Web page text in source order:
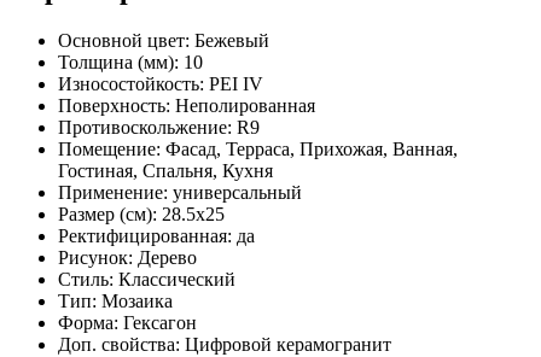
Основной цвет: Бежевый
Толщина (мм): 10
Износостойкость: PEI IV
Поверхность: Неполированная
Противоскольжение: R9
Помещение: Фасад, Терраса, Прихожая, Ванная,
Гостиная, Спальня, Кухня
Применение: универсальный
Размер (см): 28.5x25
Ректифицированная: да
Рисунок: Дерево
Стиль: Классический
Тип: Мозаика
Форма: Гексагон
Доп. свойства: Цифровой керамогранит